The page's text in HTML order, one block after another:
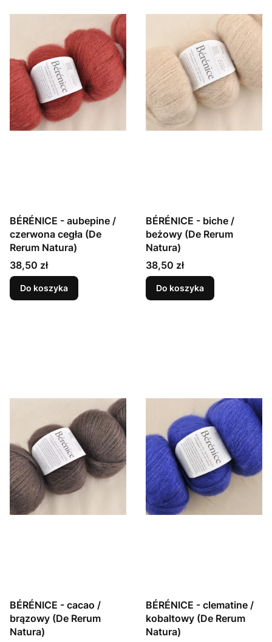
BÉRÉNICE - aubepine /
czerwona cegła (De
Rerum Natura)
Cena
38,50 zł
Do koszyka
BÉRÉNICE - biche /
beżowy (De Rerum
Natura)
Cena
38,50 zł
Do koszyka
BÉRÉNICE - cacao /
brązowy (De Rerum
Natura)
BÉRÉNICE - clematine /
kobaltowy (De Rerum
Natura)